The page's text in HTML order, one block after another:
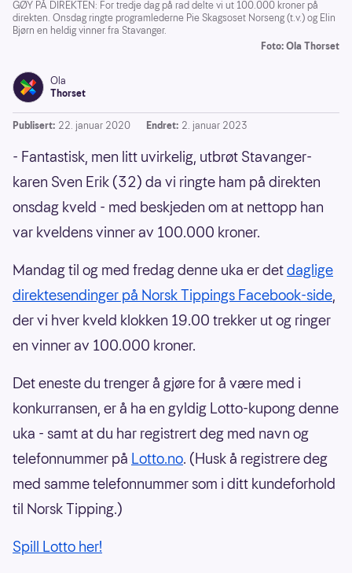
GØY PÅ DIREKTEN: For tredje dag på rad delte vi ut 100.000 kroner på
direkten. Onsdag ringte programlederne Pie Skagsoset Norseng (t.v.) og Elin
Bjørn en heldig vinner fra Stavanger.
Foto: Ola Thorset
Ola
Thorset
Publisert: 22. januar 2020 Endret: 2. januar 2023
- Fantastisk, men litt uvirkelig, utbrøt Stavanger-
karen Sven Erik (32) da vi ringte ham på direkten
onsdag kveld - med beskjeden om at nettopp han
var kveldens vinner av 100.000 kroner.
Mandag til og med fredag denne uka er detdaglige
direktesendinger på Norsk Tippings Facebook-side,
der vi hver kveld klokken 19.00 trekker ut og ringer
en vinner av 100.000 kroner.
Det eneste du trenger å gjøre for å være med i
konkurransen, er å ha en gyldig Lotto-kupong denne
uka - samt at du har registrert deg med navn og
telefonnummer på Lotto.no. (Husk å registrere deg
med samme telefonnummer som i ditt kundeforhold
til Norsk Tipping.)
Spill Lotto her!